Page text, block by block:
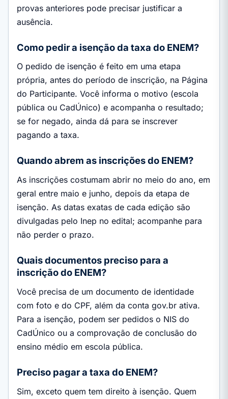
provas anteriores pode precisar justificar a
ausência.
Como pedir a isenção da taxa do ENEM?
O pedido de isenção é feito em uma etapa
própria, antes do período de inscrição, na Página
do Participante. Você informa o motivo (escola
pública ou CadÚnico) e acompanha o resultado;
se for negado, ainda dá para se inscrever
pagando a taxa.
Quando abrem as inscrições do ENEM?
As inscrições costumam abrir no meio do ano, em
geral entre maio e junho, depois da etapa de
isenção. As datas exatas de cada edição são
divulgadas pelo Inep no edital; acompanhe para
não perder o prazo.
Quais documentos preciso para a
inscrição do ENEM?
Você precisa de um documento de identidade
com foto e do CPF, além da conta gov.br ativa.
Para a isenção, podem ser pedidos o NIS do
CadÚnico ou a comprovação de conclusão do
ensino médio em escola pública.
Preciso pagar a taxa do ENEM?
Sim, exceto quem tem direito à isenção. Quem